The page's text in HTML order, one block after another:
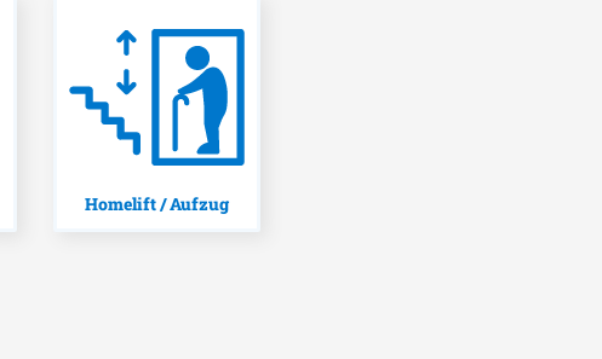
Homelift / Aufzug